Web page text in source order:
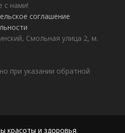
с нами!
соглашение
Смольная улица 2, м.
при указании обратной
красоты и здоровья.